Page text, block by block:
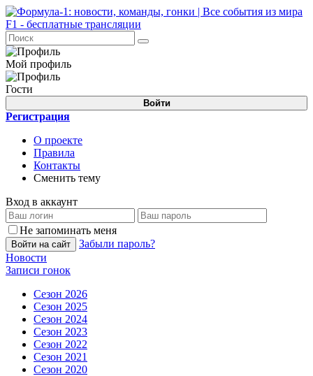
Мой профиль
Гости
Войти
Регистрация
О проекте
Правила
Контакты
Сменить тему
Вход в аккаунт
Не запоминать меня
Войти на сайт
Забыли пароль?
Новости
Записи гонок
Сезон 2026
Сезон 2025
Сезон 2024
Сезон 2023
Сезон 2022
Сезон 2021
Сезон 2020